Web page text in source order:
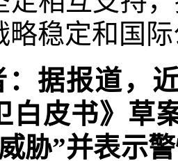
略稳定和国
：据报道，
白皮书》草
胁”并表示